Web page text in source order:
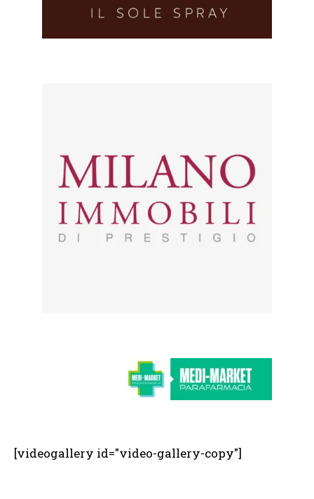
[videogallery id="video-gallery-copy"]